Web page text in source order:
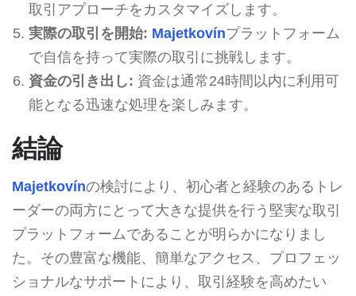
取引アプローチをカスタマイズします。
実際の取引を開始: Majetkovínプラットフォーム
で自信を持って実際の取引に挑戦します。
資金の引き出し: 資金は通常24時間以内に利用可
能となる迅速な処理を楽しみます。
結論
Majetkovínの検討により、初心者と経験のあるトレ
ーダーの両方にとって大きな提供を行う堅実な取引
プラットフォームであることが明らかになりまし
た。その豊富な機能、簡単なアクセス、プロフェッ
ショナルなサポートにより、取引経験を高めたい